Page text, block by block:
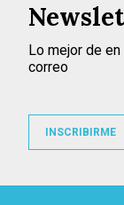
Lo mejor de
correo
INSCRIBIRME